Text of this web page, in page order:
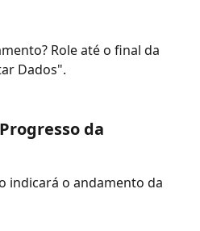
Role até o final da
Dados".
da
indicará o andamento da